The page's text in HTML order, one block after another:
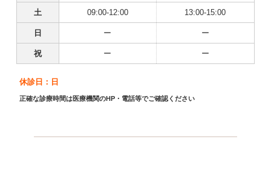
土 09:00-12:00 13:00-15:00
日 ー ー
祝 ー ー
休診日：日
正確な診療時間は医療機関のHP・電話等でご確認ください